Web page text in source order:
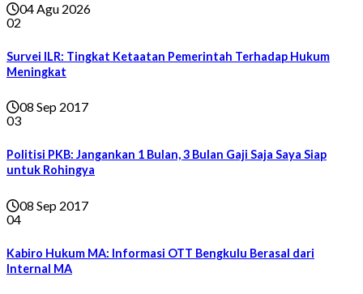
04 Agu 2026
02
Survei ILR: Tingkat Ketaatan Pemerintah Terhadap Hukum
Meningkat
08 Sep 2017
03
Politisi PKB: Jangankan 1 Bulan, 3 Bulan Gaji Saja Saya Siap
untuk Rohingya
08 Sep 2017
04
Kabiro Hukum MA: Informasi OTT Bengkulu Berasal dari
Internal MA